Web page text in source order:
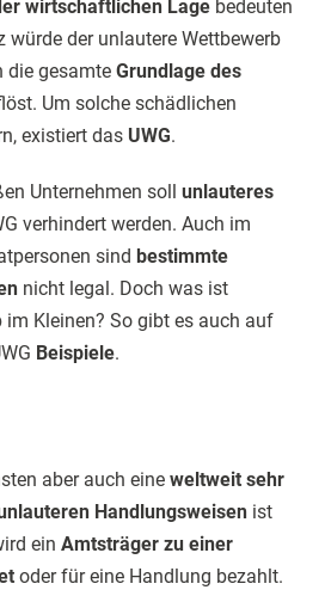
wirtschaftlichen Lage bedeuten
würde der unlautere Wettbewerb
die gesamte Grundlage des
Um solche schädlichen
existiert das UWG.
Unternehmen soll unlauteres
verhindert werden. Auch im
sind bestimmte
nicht legal. Doch was ist
im Kleinen? So gibt es auch auf
Beispiele.
aber auch eine weltweit sehr
Handlungsweisen ist
ein Amtsträger zu einer
oder für eine Handlung bezahlt.